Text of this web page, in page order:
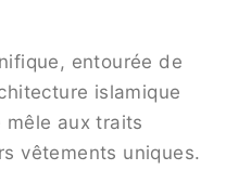
entourée de
islamique
mêle aux traits
vêtements uniques.